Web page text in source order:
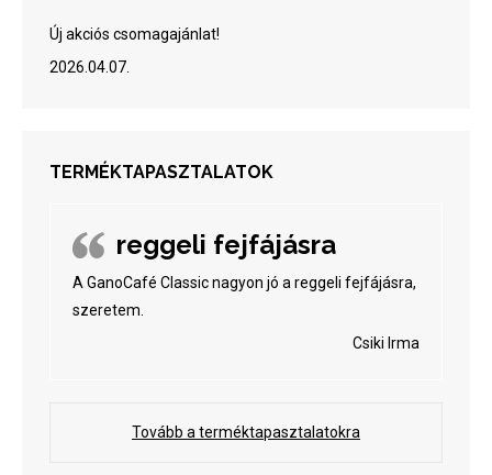
Új akciós csomagajánlat!
2026.04.07.
TERMÉKTAPASZTALATOK
reggeli fejfájásra
A GanoCafé Classic nagyon jó a reggeli fejfájásra,
szeretem.
Csiki Irma
Tovább a terméktapasztalatokra